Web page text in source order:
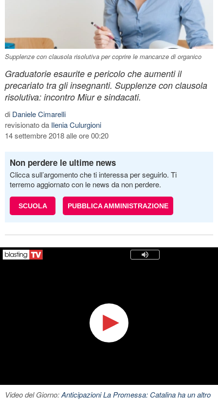
Supplenze con clausola risolutiva per coprire le mancanze di organico
Graduatorie esaurite e pericolo che aumenti il
precariato tra gli insegnanti. Supplenze con clausola
risolutiva: incontro Miur e sindacati.
di Daniele Cimarelli
revisionato da Ilenia Culurgioni
14 settembre 2018 alle ore 00:20
Non perdere le ultime news
Clicca sull’argomento che ti interessa per seguirlo. Ti
terremo aggiornato con le news da non perdere.
SCUOLA PUBBLICA AMMINISTRAZIONE
Video del Giorno:Anticipazioni La Promessa: Catalina ha un altro